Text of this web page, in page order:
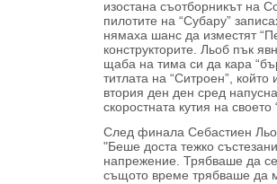
изостана съотборникът на
пилотите на “Субару”
нямаха шанс да изместят
конструкторите. Льоб пък
щаба на тима си да кара
титлата на “Ситроен”,
втория ден ден сред
скоростната кутия на
След финала Себастиен
"Беше доста тежко
напрежение. Трябваше да
същото време трябваше да